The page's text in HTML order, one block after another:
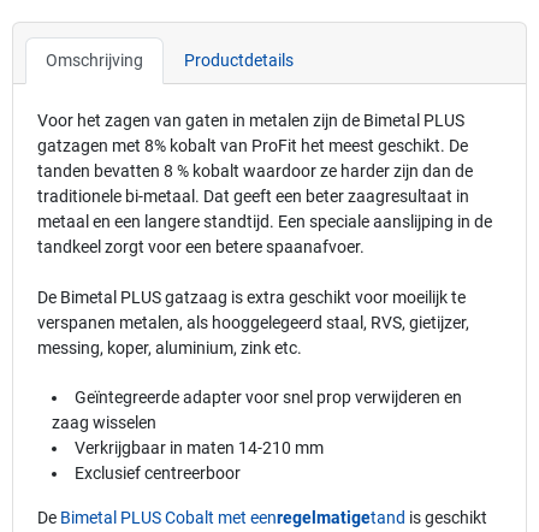
Omschrijving Productdetails
Voor het zagen van gaten in metalen zijn de Bimetal PLUS
gatzagen met 8% kobalt van ProFit het meest geschikt. De
tanden bevatten 8 % kobalt waardoor ze harder zijn dan de
traditionele bi-metaal. Dat geeft een beter zaagresultaat in
metaal en een langere standtijd. Een speciale aanslijping in de
tandkeel zorgt voor een betere spaanafvoer.
De Bimetal PLUS gatzaag is extra geschikt voor moeilijk te
verspanen metalen, als hooggelegeerd staal, RVS, gietijzer,
messing, koper, aluminium, zink etc.
Geïntegreerde adapter voor snel prop verwijderen en
zaag wisselen
Verkrijgbaar in maten 14-210 mm
Exclusief centreerboor
De Bimetal PLUS Cobalt met eenregelmatigetand is geschikt